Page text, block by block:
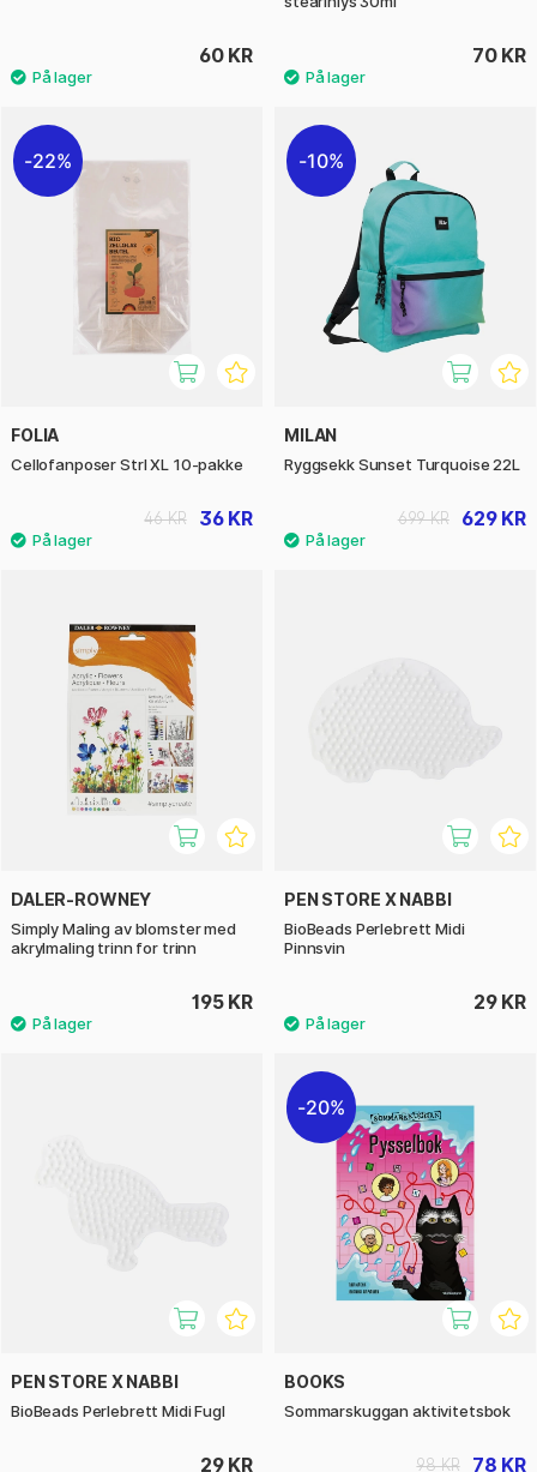
60 KR 70 KR
22%
FOLIA
Cellofanposer Strl XL 10-pakke
36 KR
46 KR
10%
MILAN
Ryggsekk Sunset Turquoise 22L
629 KR
699 KR
DALER-ROWNEY
Simply Maling av blomster med
akrylmaling trinn for trinn
195 KR
PEN STORE X NABBI
BioBeads Perlebrett Midi
Pinnsvin
29 KR
PEN STORE X NABBI
BioBeads Perlebrett Midi Fugl
29 KR
20%
BOOKS
Sommarskuggan aktivitetsbok
78 KR
98 KR